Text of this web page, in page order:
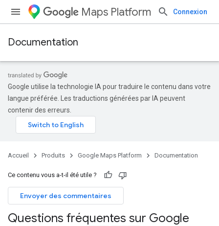
Maps Platform Connexion
Documentation
Google utilise la technologie IA pour traduire le contenu dans votre
langue préférée. Les traductions générées par IA peuvent
contenir des erreurs.
Accueil Produits Google Maps Platform Documentation
Ce contenu vous a-t-il été utile ?
Envoyer des commentaires
Questions fréquentes sur Google